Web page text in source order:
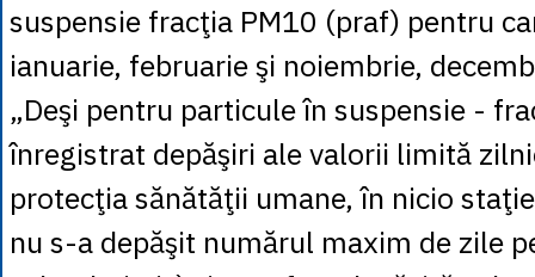
suspensie fracţia PM10 (praf) pentru
ianuarie, februarie şi noiembrie,
„Deşi pentru particule în suspensie -
înregistrat depăşiri ale valorii limită
protecţia sănătăţii umane, în nicio
nu s-a depăşit numărul maxim de zile